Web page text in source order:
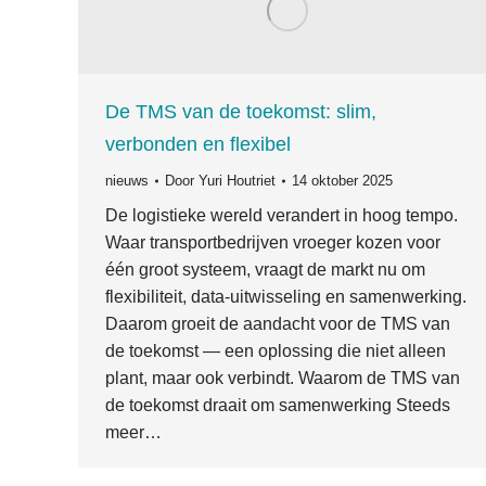
De TMS van de toekomst: slim,
verbonden en flexibel
nieuws Door Yuri Houtriet 14 oktober 2025
De logistieke wereld verandert in hoog tempo.
Waar transportbedrijven vroeger kozen voor
één groot systeem, vraagt de markt nu om
flexibiliteit, data-uitwisseling en samenwerking.
Daarom groeit de aandacht voor de TMS van
de toekomst — een oplossing die niet alleen
plant, maar ook verbindt. Waarom de TMS van
de toekomst draait om samenwerking Steeds
meer…